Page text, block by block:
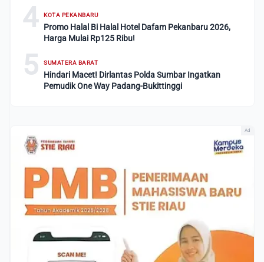
4 KOTA PEKANBARU
Promo Halal Bi Halal Hotel Dafam Pekanbaru 2026,
Harga Mulai Rp125 Ribu!
5 SUMATERA BARAT
Hindari Macet! Dirlantas Polda Sumbar Ingatkan
Pemudik One Way Padang-Bukittinggi
Ad